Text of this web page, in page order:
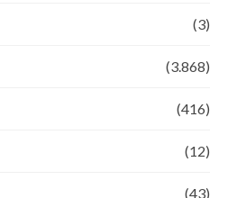
(3)
(3.868)
(416)
(12)
(43)